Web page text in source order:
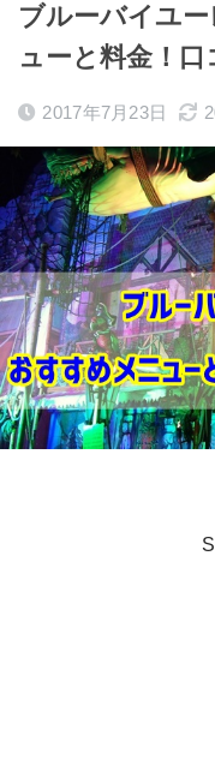
ブルーバイユ
ューと料金！口
2017年7月23日